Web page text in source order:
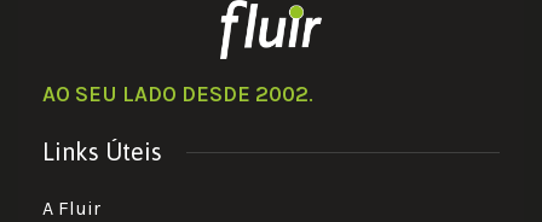
AO SEU LADO DESDE 2002.
Links Úteis
A Fluir